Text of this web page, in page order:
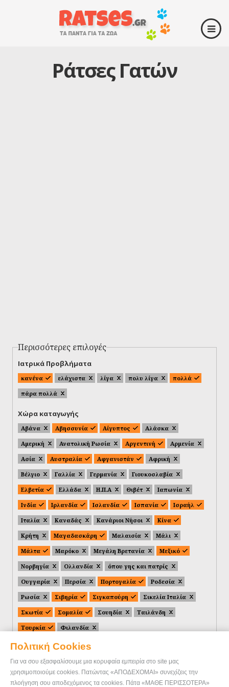
Πολιτική Cookies
Για να σου εξασφαλίσουμε μια κορυφαία εμπειρία στο site μας
χρησιμοποιούμε cookies. Πατώντας «ΑΠΟΔΕΧΟΜΑΙ» συνεχίζεις την
πλοήγηση σου αποδεχόμενος τα cookies. Πάτα «ΜΑΘΕ ΠΕΡΙΣΣΟΤΕΡΑ»
Ράτσες Γατών
Περισσότερες επιλογές
Ιατρικά Προβλήματα
κανένα ελάχιστα λίγα πολυ λίγα
πολλά
πάρα πολλά
Χώρα καταγωγής
Αβάνα Αβησσυνία Αίγυπτος
Αλάσκα
Αμερική
Ανατολική Ρωσία Αργεντινή
Αρμενία
Ασία
Αυστραλία Αφγανιστάν
Αφρική
Βέλγιο
Γαλλία Γερμανία
Γιουκοσλαβία
Ελβετία
Ελλάδα Η.Π.Α Θιβέτ
Ιαπωνία
Ινδία
Ιρλανδία Ισλανδία Ισπανία
Ισραήλ
Ιταλία
Καναδάς Κανάριοι Νήσοι
Κίνα
Κρήτη
Μαγαδασκάρη Μαλαισία
Μάλι
Μάλτα
Μαρόκο Μεγάλη Βρετανία
Μεξικό
Νορβηγία
Ολλανδία
όπου γης και πατρίς
Ουγγαρία
Περσία Πορτογαλία
Ροδεσία
Ρωσία
Σιβηρία Σιγκαπούρη
Σικελία Ιταλία
Σκωτία
Σομαλία Σουηδία
Ταιλάνδη
Τουρκία
Φιλανδία